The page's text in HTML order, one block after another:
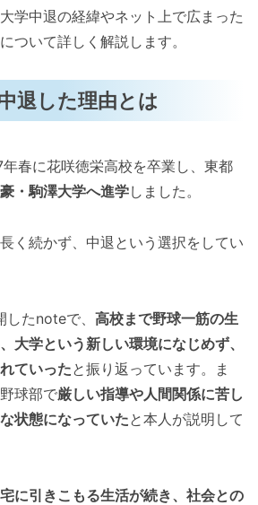
学中退の経緯やネット上で広まった
ついて詳しく解説します。
退した理由とは
春に花咲徳栄高校を卒業し、東都
・駒澤大学へ進学しました。
く続かず、中退という選択をしてい
たnoteで、 高校まで野球一筋の生
大学という新しい環境になじめず、
ていったと振り返っています。ま
球部で厳しい指導や人間関係に苦し
状態になっていたと本人が説明して
に引きこもる生活が続き、社会との